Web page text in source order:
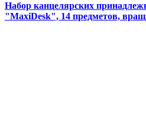
Набор канцелярских
"MaxiDesk", 14 предметов,